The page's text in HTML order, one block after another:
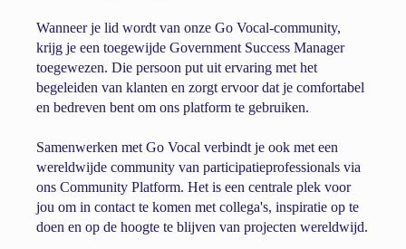
Wanneer je lid wordt van onze Go Vocal-community,
krijg je een toegewijde Government Success Manager
toegewezen. Die persoon put uit ervaring met het
begeleiden van klanten en zorgt ervoor dat je comfortabel
en bedreven bent om ons platform te gebruiken.
Samenwerken met Go Vocal verbindt je ook met een
wereldwijde community van participatieprofessionals via
ons Community Platform. Het is een centrale plek voor
jou om in contact te komen met collega's, inspiratie op te
doen en op de hoogte te blijven van projecten wereldwijd.